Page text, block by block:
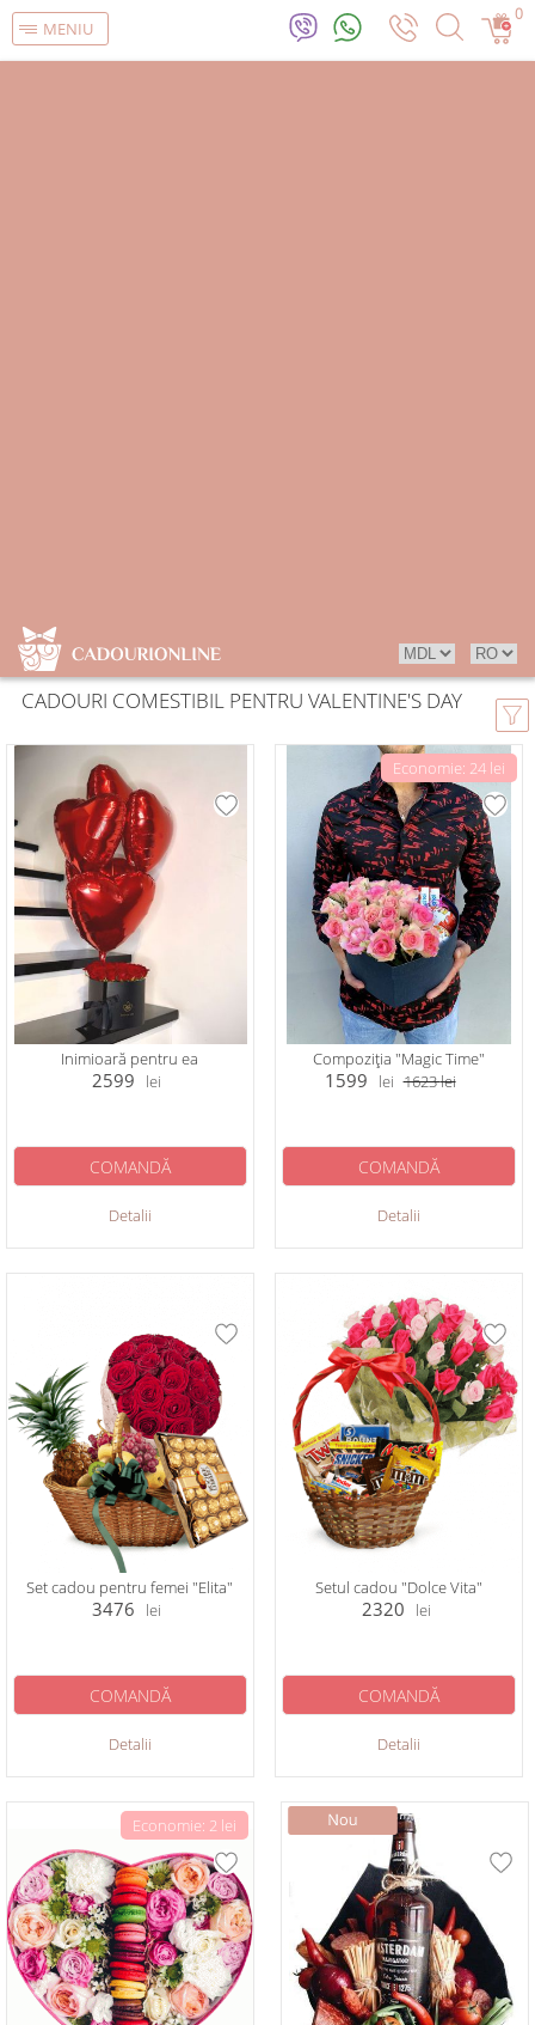
MENIU
0
CADOURI COMESTIBIL PENTRU VALENTINE'S DAY
Inimioară pentru ea
2599 lei
Detalii
COMANDĂ
Economie: 24 lei
Compoziția "Magic Time"
1599 lei 1623lei
Detalii
COMANDĂ
Set cadou pentru femei "Elita"
3476 lei
Detalii
COMANDĂ
Setul cadou "Dolce Vita"
2320 lei
Detalii
COMANDĂ
Economie: 2 lei